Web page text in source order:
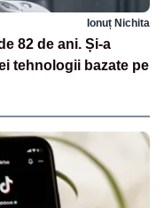
Ionuț Nichita
82 de ani. Și-a
tehnologii bazate pe